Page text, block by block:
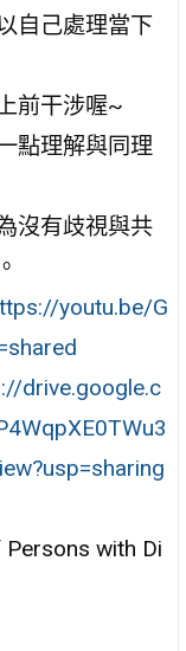
自己處理當下
前干涉喔~
點理解與同理
沒有歧視與共
youtu.be/G
drive.google.c
with Di